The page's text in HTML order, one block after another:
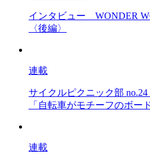
インタビュー WONDER
〈後編〉
連載
サイクルピクニック部
「自転車がモチーフのボー
連載